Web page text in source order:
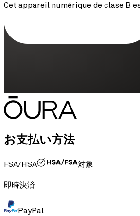
Cet appareil numérique de clase B
お支払い方法
FSA/HSA 対象
即時決済
PayPal